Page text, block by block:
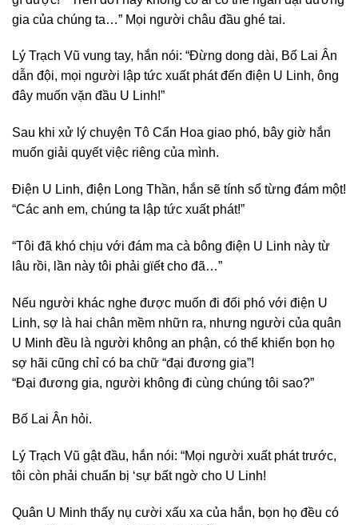
gia của chúng ta…” Mọi người châu đầu ghé tai.
Lý Trạch Vũ vung tay, hắn nói: “Đừng dong dài, Bố Lai Ân
dẫn đội, mọi người lập tức xuất phát đến điện U Linh, ông
đây muốn vặn đầu U Linh!”
Sau khi xử lý chuyện Tô Cẩn Hoa giao phó, bây giờ hắn
muốn giải quyết việc riêng của mình.
Điện U Linh, điện Long Thần, hắn sẽ tính sổ từng đám một!
“Các anh em, chúng ta lập tức xuất phát!”
“Tôi đã khó chịu với đám ma cà bông điện U Linh này từ
lâu rồi, lần này tôi phải gϊếŧ cho đã…”
Nếu người khác nghe được muốn đi đối phó với điện U
Linh, sợ là hai chân mềm nhữn ra, nhưng người của quân
U Minh đều là người không an phận, có thể khiến bọn họ
sợ hãi cũng chỉ có ba chữ “đại đương gia”!
“Đại đương gia, người không đi cùng chúng tôi sao?”
Bố Lai Ân hỏi.
Lý Trạch Vũ gật đầu, hắn nói: “Mọi người xuất phát trước,
tôi còn phải chuẩn bị ‘sự bất ngờ cho U Linh!
Quân U Minh thấy nụ cười xấu xa của hắn, bọn họ đều có